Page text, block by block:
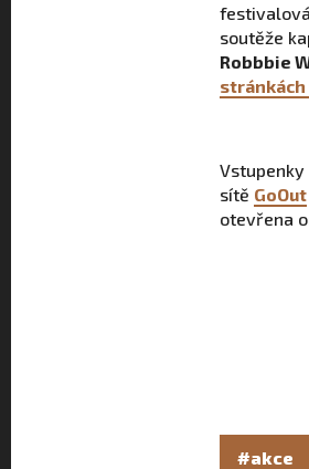
soutěže
Robbbie
sítě GoOut
otevřena
#akce